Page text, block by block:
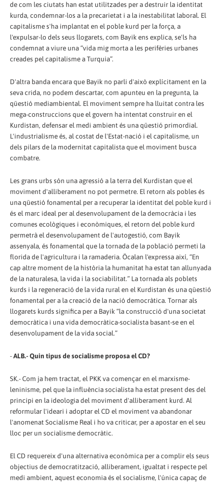
de com les ciutats han estat utilitzades per a destruir la identitat
kurda, condemnar-los a la precarietat i a la inestabilitat laboral. El
capitalisme s'ha implantat en el poble kurd per la força, a
l'expulsar-lo dels seus llogarets, com Bayik ens explica, se'ls ha
condemnat a viure una “vida mig morta a les perifèries urbanes
creades pel capitalisme a Turquia”.
D'altra banda encara que Bayik no parli d'això explícitament en la
seva crida, no podem descartar, com apunteu en la pregunta, la
qüestió mediambiental. El moviment sempre ha lluitat contra les
mega-construccions que el govern ha intentat construir en el
Kurdistan, defensar el medi ambient és una qüestió primordial.
L'industrialisme és, al costat de l'Estat-nació i el capitalisme, un
dels pilars de la modernitat capitalista que el moviment busca
combatre.
Les grans urbs són una agressió a la terra del Kurdistan que el
moviment d'alliberament no pot permetre. El retorn als pobles és
una qüestió fonamental per a recuperar la identitat del poble kurd i
és el marc ideal per al desenvolupament de la democràcia i les
comunes ecològiques i econòmiques, el retorn del poble kurd
permetrà el desenvolupament de l'autogestió, com Bayik
assenyala, és fonamental que la tornada de la població permeti la
florida de l'agricultura i la ramaderia. Öcalan l'expressa així, “En
cap altre moment de la història la humanitat ha estat tan allunyada
de la naturalesa, la vida i la sociabilitat.” La tornada als poblets
kurds i la regeneració de la vida rural en el Kurdistan és una qüestió
fonamental per a la creació de la nació democràtica. Tornar als
llogarets kurds significa per a Bayik “la construcció d'una societat
democràtica i una vida democràtica-socialista basant-se en el
desenvolupament de la vida social.”
-ALB.- Quin tipus de socialisme proposa el CD?
SK.- Com ja hem tractat, el PKK va començar en el marxisme-
leninisme, pel que la influència socialista ha estat present des del
principi en la ideologia del moviment d'alliberament kurd. Al
reformular l'ideari i adoptar el CD el moviment va abandonar
l'anomenat Socialisme Real i ho va criticar, per a apostar en el seu
lloc per un socialisme democràtic.
El CD requereix d'una alternativa econòmica per a complir els seus
objectius de democratització, alliberament, igualtat i respecte pel
medi ambient, aquest economia és el socialisme, l'única capaç de